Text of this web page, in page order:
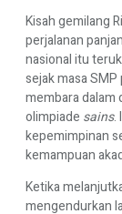
Kisah gemilang
perjalanan
nasional itu
sejak masa
membara dalam
olimpiade sains.
kepemimpinan
kemampuan
Ketika
mengendurkan